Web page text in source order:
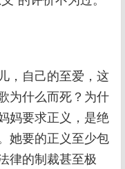
，自己的至爱，这
为什么而死？为什
妈要求正义，是绝
她要的正义至少包
律的制裁甚至极